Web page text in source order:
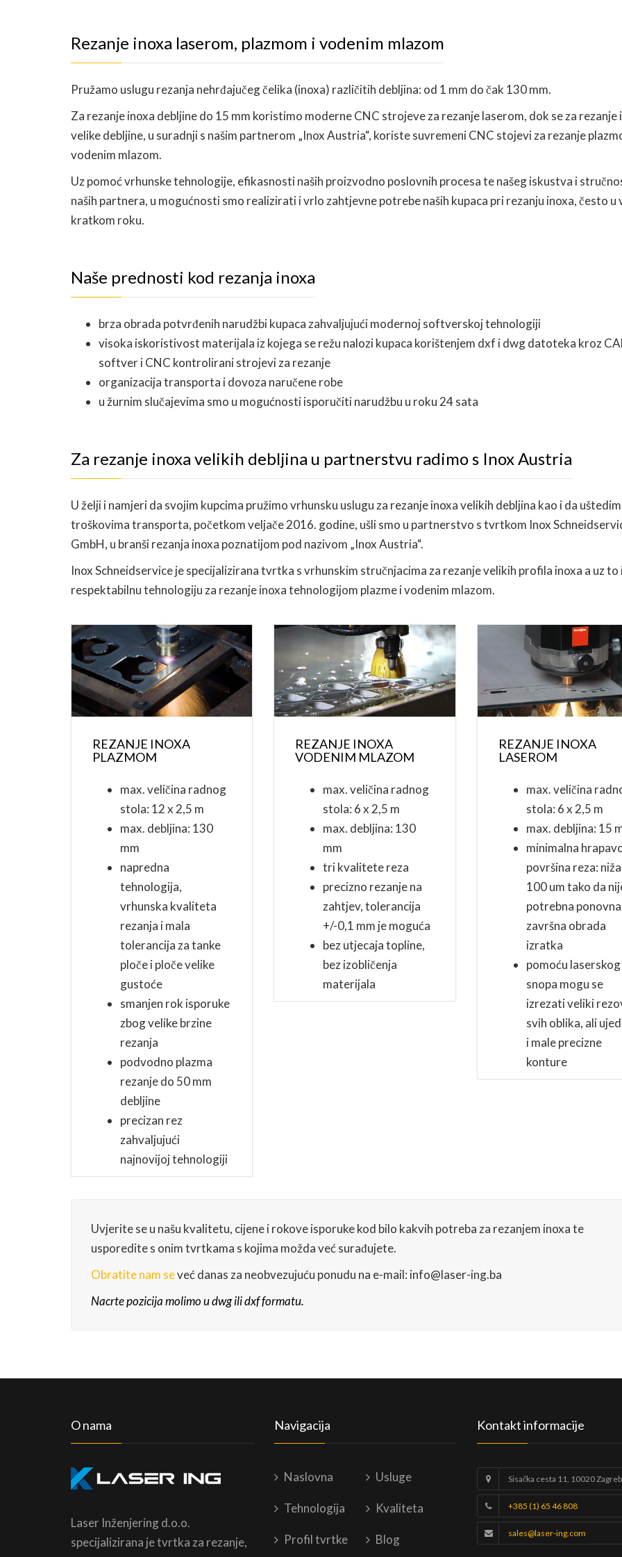
Rezanje inoxa laserom, plazmom i vodenim mlazom
Pružamo uslugu rezanja nehrđajučeg čelika (inoxa) različitih debljina: od 1 mm do čak 130 mm.
Za rezanje inoxa debljine do 15 mm koristimo moderne CNC strojeve za rezanje laserom, dok se za rezanje
velike debljine, u suradnji s našim partnerom „Inox Austria“, koriste suvremeni CNC stojevi za rezanje
vodenim mlazom.
Uz pomoć vrhunske tehnologije, efikasnosti naših proizvodno poslovnih procesa te našeg iskustva i
naših partnera, u mogućnosti smo realizirati i vrlo zahtjevne potrebe naših kupaca pri rezanju inoxa, često u
kratkom roku.
Naše prednosti kod rezanja inoxa
brza obrada potvrđenih narudžbi kupaca zahvaljujući modernoj softverskoj tehnologiji
visoka iskoristivost materijala iz kojega se režu nalozi kupaca korištenjem dxf i dwg datoteka kroz
softver i CNC kontrolirani strojevi za rezanje
organizacija transporta i dovoza naručene robe
u žurnim slučajevima smo u mogućnosti isporučiti narudžbu u roku 24 sata
Za rezanje inoxa velikih debljina u partnerstvu radimo s Inox Austria
U želji i namjeri da svojim kupcima pružimo vrhunsku uslugu za rezanje inoxa velikih debljina kao i da
troškovima transporta, početkom veljače 2016. godine, ušli smo u partnerstvo s tvrtkom Inox
GmbH, u branši rezanja inoxa poznatijom pod nazivom „Inox Austria“.
Inox Schneidservice je specijalizirana tvrtka s vrhunskim stručnjacima za rezanje velikih profila inoxa a uz to
respektabilnu tehnologiju za rezanje inoxa tehnologijom plazme i vodenim mlazom.
REZANJE INOXA
PLAZMOM
max. veličina radnog
stola: 12 x 2,5 m
max. debljina: 130
mm
napredna
tehnologija,
vrhunska kvaliteta
rezanja i mala
tolerancija za tanke
ploče i ploče velike
gustoće
smanjen rok isporuke
zbog velike brzine
rezanja
podvodno plazma
rezanje do 50 mm
debljine
precizan rez
zahvaljujući
najnovijoj tehnologiji
REZANJE INOXA
VODENIM MLAZOM
max. veličina radnog
stola: 6 x 2,5 m
max. debljina: 130
mm
tri kvalitete reza
precizno rezanje na
zahtjev, tolerancija
+/-0,1 mm je moguća
bez utjecaja topline,
bez izobličenja
materijala
REZANJE INOXA
LASEROM
max. veličina
stola: 6 x 2,5 m
max. debljina: 15
minimalna
površina reza:
100 um tako da
potrebna ponovna
završna obrada
izratka
pomoću laserskog
snopa mogu se
izrezati veliki
svih oblika, ali
i male precizne
konture
Uvjerite se u našu kvalitetu, cijene i rokove isporuke kod bilo kakvih potreba za rezanjem inoxa te
usporedite s onim tvrtkama s kojima možda već surađujete.
Obratite nam seveć danas za neobvezujuću ponudu na e-mail: info@laser-ing.ba
Nacrte pozicija molimo u dwg ili dxf formatu.
O nama
Laser Inženjering d.o.o.
specijalizirana je tvrtka za rezanje,
Navigacija
Naslovna Usluge
Tehnologija Kvaliteta
Profil tvrtke Blog
Kontakt informacije
Sisačka cesta 11, 10020
+385 (1) 65 46 808
sales@laser-ing.com